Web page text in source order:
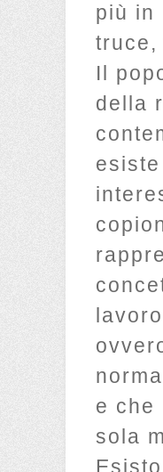
più in
truce,
Il
della
e che
sola